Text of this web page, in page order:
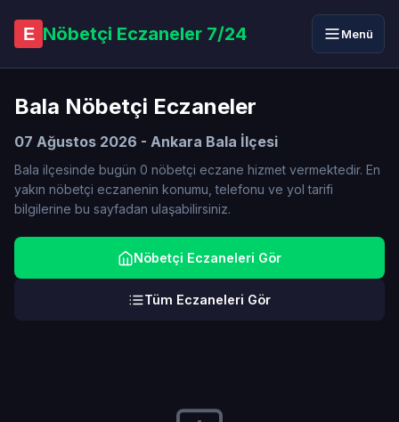
E Nöbetçi Eczaneler 7/24 Menü
Bala Nöbetçi Eczaneler
07 Ağustos 2026 - Ankara Bala İlçesi
Bala ilçesinde bugün 0 nöbetçi eczane hizmet vermektedir. En
yakın nöbetçi eczanenin konumu, telefonu ve yol tarifi
bilgilerine bu sayfadan ulaşabilirsiniz.
Nöbetçi Eczaneleri Gör
Tüm Eczaneleri Gör